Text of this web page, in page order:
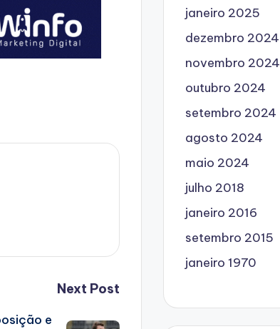
Next Post
e
janeiro 2025
dezembro 2024
novembro 2024
outubro 2024
setembro 2024
agosto 2024
maio 2024
julho 2018
janeiro 2016
setembro 2015
janeiro 1970